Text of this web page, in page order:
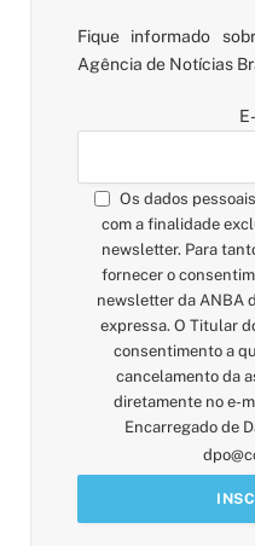
Fique informado
Agência de Notícias
Os dados
com a finalidade
newsletter. Para
fornecer o
newsletter da ANBA
expressa. O Titular
consentimento a
cancelamento da
diretamente no e-
Encarregado de